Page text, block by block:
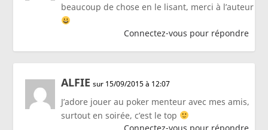
beaucoup de chose en le lisant, merci à l’auteur
Connectez-vous pour répondre
ALFIE sur 15/09/2015 à 12:07
J’adore jouer au poker menteur avec mes amis,
surtout en soirée, c’est le top